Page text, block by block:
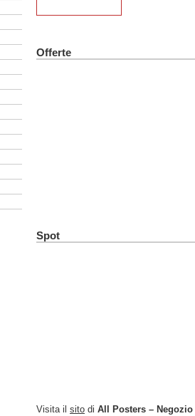
Offerte
Spot
Visita il sito di All Posters –